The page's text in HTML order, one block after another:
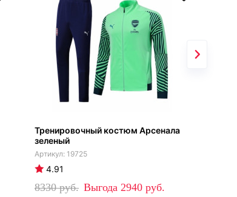
Тренировочный костюм Арсенала
зеленый
19725
4.91
8330 2940